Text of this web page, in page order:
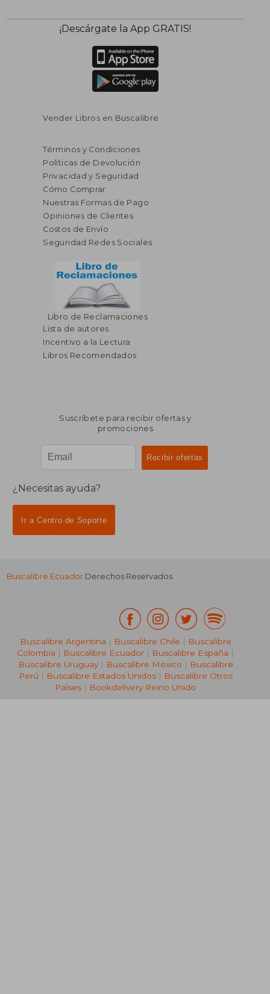
$ 65.39
$ 39.23
40%
45% $ 101.79
$ 55.98
¡Descárgate la App GRATIS!
Vender Libros en Buscalibre
Términos y Condiciones
Políticas de Devolución
Privacidad y Seguridad
Cómo Comprar
Nuestras Formas de Pago
Opiniones de Clientes
Costos de Envío
Seguridad Redes Sociales
Libro de Reclamaciones
Lista de autores
Incentivo a la Lectura
Libros Recomendados
Suscríbete para recibir ofertas y
promociones
¿Necesitas ayuda?
Ir a Centro de Soporte
Buscalibre Ecuador Derechos Reservados.
Buscalibre Argentina | Buscalibre Chile | Buscalibre
Colombia | Buscalibre Ecuador | Buscalibre España |
Buscalibre Uruguay| Buscalibre México | Buscalibre
Perú | Buscalibre Estados Unidos| Buscalibre Otros
Países | Bookdelivery Reino Unido